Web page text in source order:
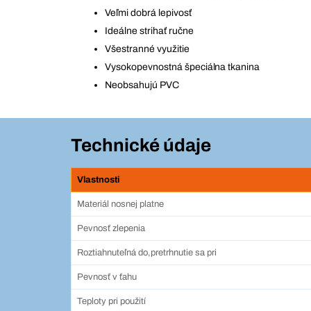
Veľmi dobrá lepivosť
Ideálne strihať ručne
Všestranné využitie
Vysokopevnostná špeciálna tkanina
Neobsahujú PVC
Technické údaje
Vlastnosti
Materiál nosnej platne
Pevnosť zlepenia
Roztiahnuteľná do,pretrhnutie sa pri
Pevnosť v ťahu
Teploty pri použití